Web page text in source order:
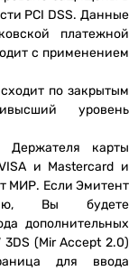
PCI DSS. Данные
платежной
с применением
по закрытым
уровень
Держателя карты
и Mastercard и
МИР. Если Эмитент
Вы будете
дополнительных
3DS (Mir Accept 2.0)
для ввода